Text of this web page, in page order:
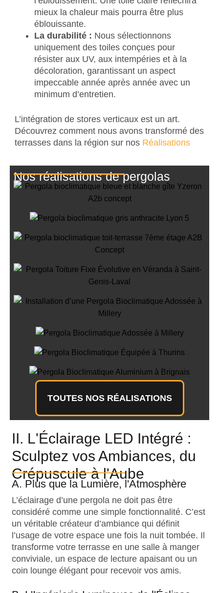
mieux la chaleur mais pourra être plus
éblouissante.
La durabilité : Nous sélectionnons
uniquement des toiles conçues pour
résister aux UV, aux intempéries et à la
décoloration, garantissant un aspect
impeccable année après année avec un
minimum d’entretien.
L’intégration de stores verticaux est un art.
Découvrez comment nous avons transformé des
terrasses dans la région sur nos Réalisations
Nos réalisations de pergolas
Installation de Pergola
Bioclimatique pour un Gîte à Yzeron
Bioclimatique avec Stores Zip à
Bioclimatique en Toiture-Terrasse à
Lyon 5
Pergola Toiture Fixe Évolutive en
Véranda
Installation d’une Pergola
Bioclimatique Adossée à Millery
Pergola Bioclimatique Adossée à
Millery
Pergola Bioclimatique Équipée à
Thurins
Pergola Bioclimatique Aluminium à
Brignais
TOUTES NOS RÉALISATIONS
II. L'Éclairage LED Intégré :
Sculptez vos Ambiances, du
Crépuscule à l'Aube
A. Plus que la Lumière, l'Atmosphère
L’éclairage d’une pergola ne doit pas être
considéré comme une simple fonctionnalité. C’est
un véritable créateur d’ambiance qui définit
l’usage de votre espace une fois la nuit tombée. Il
transforme votre terrasse en une salle à manger
conviviale, un espace de lecture apaisant ou un
coin lounge élégant pour recevoir vos amis.